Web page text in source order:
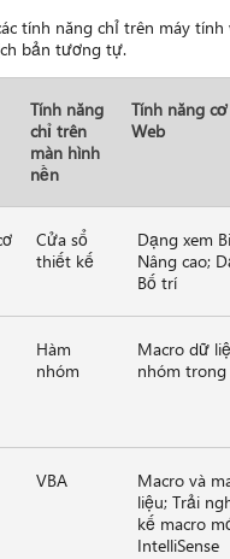
tính năng chỉ trên máy
bản tương tự.
Tính năng
chỉ trên
màn hình
nền
Tính năng
Web
Cửa sổ
thiết kế
Dạng xem
Nâng cao;
Bố trí
Hàm
nhóm
Macro dữ
nhóm trong
VBA
Macro và
liệu; Trải
kế macro
IntelliSense